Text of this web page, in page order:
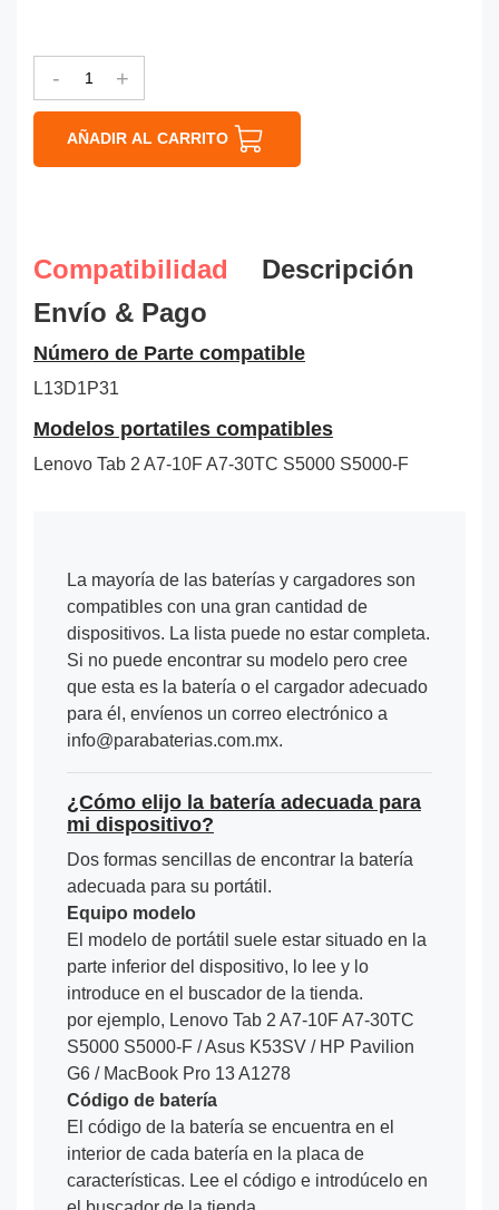
- +
AÑADIR AL CARRITO
Compatibilidad
Descripción
Envío & Pago
Número de Parte compatible
L13D1P31
Modelos portatiles compatibles
Lenovo Tab 2 A7-10F A7-30TC S5000 S5000-F
La mayoría de las baterías y cargadores son
compatibles con una gran cantidad de
dispositivos. La lista puede no estar completa.
Si no puede encontrar su modelo pero cree
que esta es la batería o el cargador adecuado
para él, envíenos un correo electrónico a
info@parabaterias.com.mx.
¿Cómo elijo la batería adecuada para
mi dispositivo?
Dos formas sencillas de encontrar la batería
adecuada para su portátil.
Equipo modelo
El modelo de portátil suele estar situado en la
parte inferior del dispositivo, lo lee y lo
introduce en el buscador de la tienda.
por ejemplo, Lenovo Tab 2 A7-10F A7-30TC
S5000 S5000-F / Asus K53SV / HP Pavilion
G6 / MacBook Pro 13 A1278
Código de batería
El código de la batería se encuentra en el
interior de cada batería en la placa de
características. Lee el código e introdúcelo en